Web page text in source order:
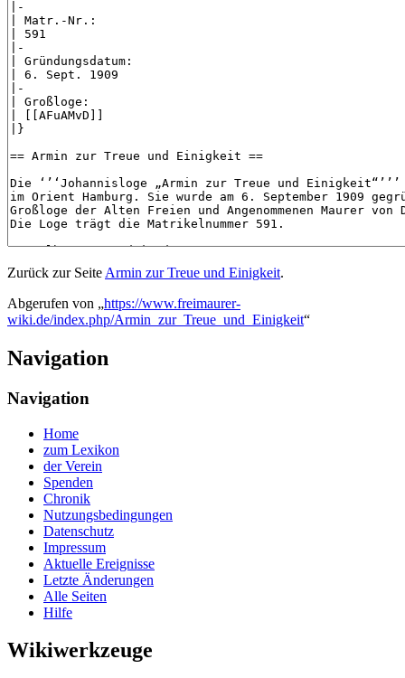
Zurück zur Seite Armin zur Treue und Einigkeit.
Abgerufen von „https://www.freimaurer-
wiki.de/index.php/Armin_zur_Treue_und_Einigkeit“
Navigation
Navigation
Home
zum Lexikon
der Verein
Spenden
Chronik
Nutzungsbedingungen
Datenschutz
Impressum
Aktuelle Ereignisse
Letzte Änderungen
Alle Seiten
Hilfe
Wikiwerkzeuge